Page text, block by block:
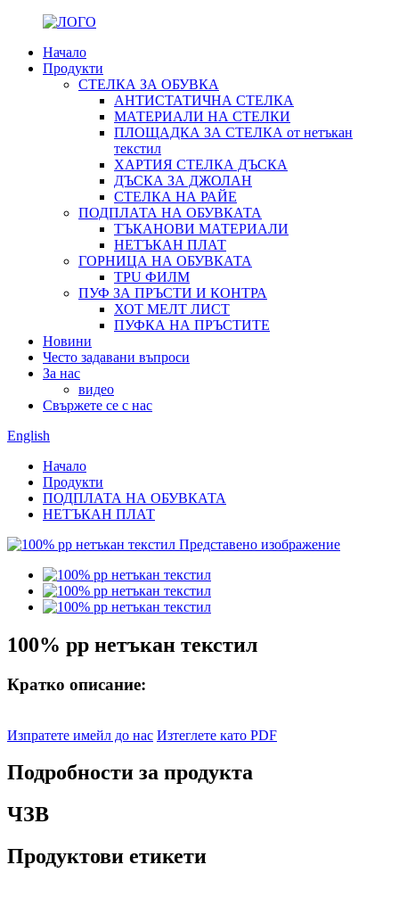
Начало
Продукти
СТЕЛКА ЗА ОБУВКА
АНТИСТАТИЧНА СТЕЛКА
МАТЕРИАЛИ НА СТЕЛКИ
ПЛОЩАДКА ЗА СТЕЛКА от нетъкан
текстил
ХАРТИЯ СТЕЛКА ДЪСКА
ДЪСКА ЗА ДЖОЛАН
СТЕЛКА НА РАЙЕ
ПОДПЛАТА НА ОБУВКАТА
ТЪКАНОВИ МАТЕРИАЛИ
НЕТЪКАН ПЛАТ
ГОРНИЦА НА ОБУВКАТА
TPU ФИЛМ
ПУФ ЗА ПРЪСТИ И КОНТРА
ХОТ МЕЛТ ЛИСТ
ПУФКА НА ПРЪСТИТЕ
Новини
Често задавани въпроси
За нас
видео
Свържете се с нас
English
Начало
Продукти
ПОДПЛАТА НА ОБУВКАТА
НЕТЪКАН ПЛАТ
100% pp нетъкан текстил
Кратко описание:
Изпратете имейл до нас Изтеглете като PDF
Подробности за продукта
ЧЗВ
Продуктови етикети